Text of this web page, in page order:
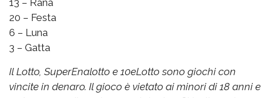
20 – Festa
6 – Luna
3 – Gatta
Il Lotto, SuperEnalotto e 10eLotto sono giochi con
vincite in denaro. Il gioco è vietato ai minori di 18 anni e